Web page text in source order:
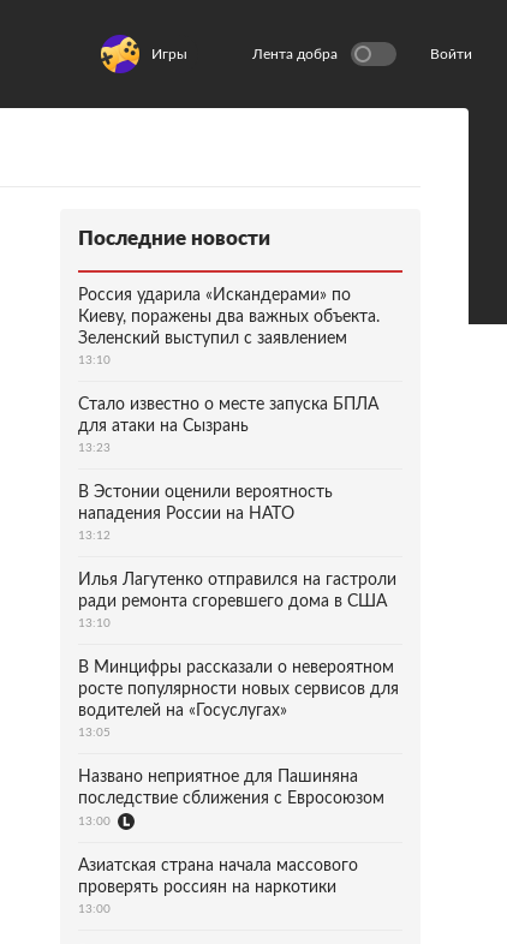
Игры Лента добра Войти
Последние новости
Россия ударила «Искандерами» по
Киеву, поражены два важных объекта.
Зеленский выступил с заявлением
13:10
Стало известно о месте запуска БПЛА
для атаки на Сызрань
13:23
В Эстонии оценили вероятность
нападения России на НАТО
13:12
Илья Лагутенко отправился на гастроли
ради ремонта сгоревшего дома в США
13:10
В Минцифры рассказали о невероятном
росте популярности новых сервисов для
водителей на «Госуслугах»
13:05
Названо неприятное для Пашиняна
последствие сближения с Евросоюзом
13:00
Азиатская страна начала массового
проверять россиян на наркотики
13:00